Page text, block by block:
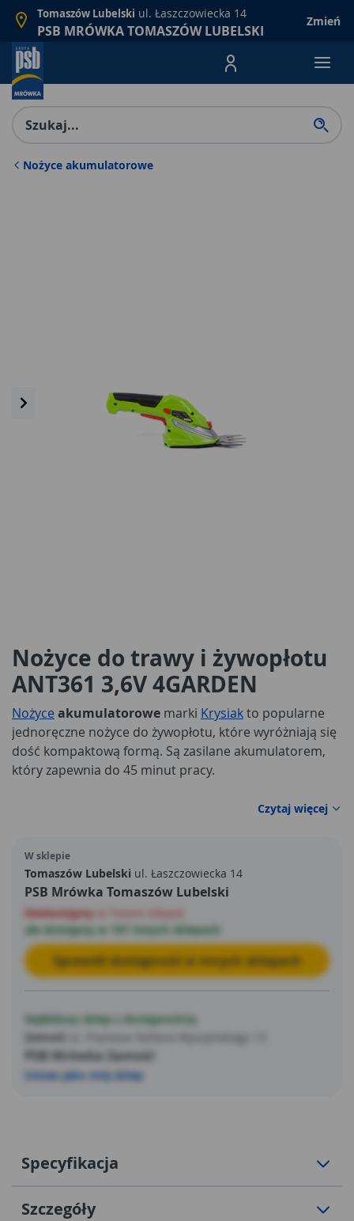
Tomaszów Lubelski ul. Łaszczowiecka 14
PSB MRÓWKA TOMASZÓW LUBELSKI
Zmień
Menu Produktów,
Nożyce akumulatorowe
Nożyce do trawy i żywopłotu
ANT361 3,6V 4GARDEN
Nożyce akumulatorowe marki Krysiakto popularne
jednoręczne nożyce do żywopłotu, które wyróżniają się
dość kompaktową formą. Są zasilane akumulatorem,
który zapewnia do 45 minut pracy.
Czytaj więcej
W sklepie
Tomaszów Lubelski ul. Łaszczowiecka 14
PSB Mrówka Tomaszów Lubelski
Niedostępny
ale dostępny w 187 innych sklepach
Sprawdź dostępność w innych sklepach
Najbliższy sklep z dostępnością
Zamość
PSB Mrówka Zamość
Ustaw jako mój sklep
Specyfikacja
Szczegóły